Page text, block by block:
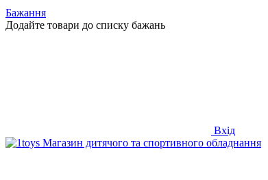
Бажання
Додайте товари до списку бажань
Вхід